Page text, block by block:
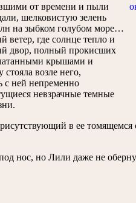
от времени и пыли
шелковистую зелень
на зыбком голубом море…
ветер, где солнце тепло и
двор, полный прокисших
крышами и
возле него,
с ней непременно
невзрачные темные
в ее томящемся
нос, но Лили даже не